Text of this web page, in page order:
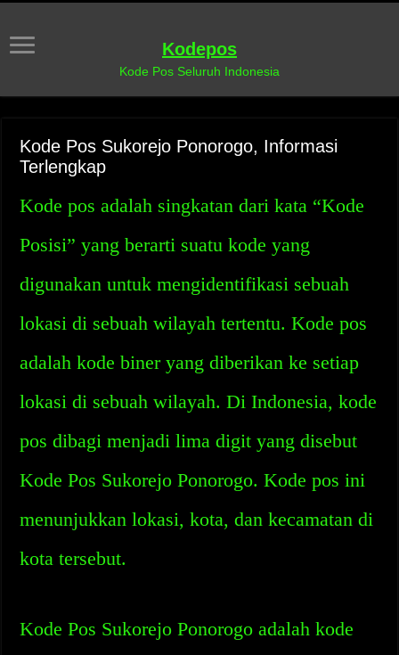
Kodepos
Kode Pos Seluruh Indonesia
Kode Pos Sukorejo Ponorogo, Informasi
Terlengkap
Kode pos adalah singkatan dari kata “Kode
Posisi” yang berarti suatu kode yang
digunakan untuk mengidentifikasi sebuah
lokasi di sebuah wilayah tertentu. Kode pos
adalah kode biner yang diberikan ke setiap
lokasi di sebuah wilayah. Di Indonesia, kode
pos dibagi menjadi lima digit yang disebut
Kode Pos Sukorejo Ponorogo. Kode pos ini
menunjukkan lokasi, kota, dan kecamatan di
kota tersebut.
Kode Pos Sukorejo Ponorogo adalah kode